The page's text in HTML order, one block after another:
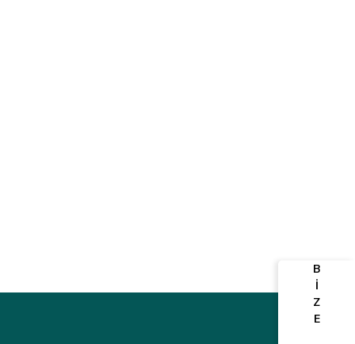
B
İ
Z
E